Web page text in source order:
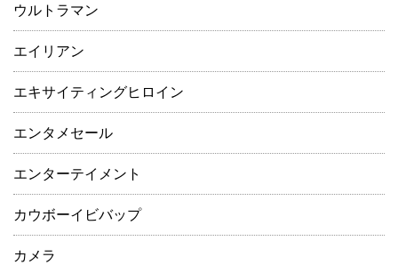
ウルトラマン
エイリアン
エキサイティングヒロイン
エンタメセール
エンターテイメント
カウボーイビバップ
カメラ